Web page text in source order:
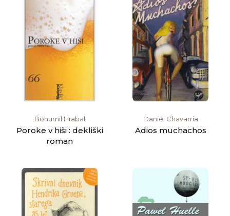
Bohumil Hrabal
Poroke v hiši : dekliški
roman
Daniel Chavarría
Adios muchachos